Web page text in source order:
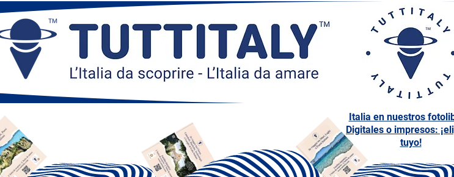
Italia en nuestros
Digitales o impresos:
tuyo!